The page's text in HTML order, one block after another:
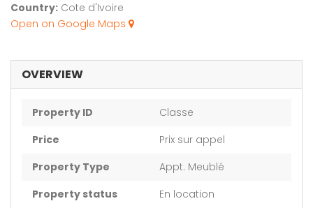
Country: Cote d'Ivoire
Open on Google Maps
OVERVIEW
Property ID
Classe
Price
Prix sur appel
Property Type
Appt. Meublé
Property status
En location